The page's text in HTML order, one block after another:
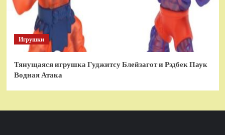
Игрушки
Тянущаяся игрушка Гуджитсу Блейзагот и Рэдбек Паук
Водная Атака